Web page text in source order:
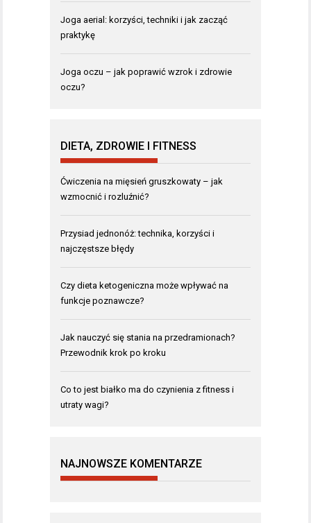
Joga aerial: korzyści, techniki i jak zacząć
praktykę
Joga oczu – jak poprawić wzrok i zdrowie
oczu?
DIETA, ZDROWIE I FITNESS
Ćwiczenia na mięsień gruszkowaty – jak
wzmocnić i rozluźnić?
Przysiad jednonóż: technika, korzyści i
najczęstsze błędy
Czy dieta ketogeniczna może wpływać na
funkcje poznawcze?
Jak nauczyć się stania na przedramionach?
Przewodnik krok po kroku
Co to jest białko ma do czynienia z fitness i
utraty wagi?
NAJNOWSZE KOMENTARZE